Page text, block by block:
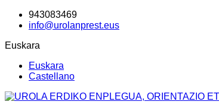
943083469
info@urolanprest.eus
Euskara
Euskara
Castellano